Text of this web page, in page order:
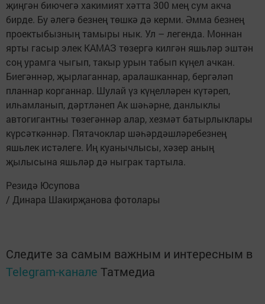
җиңгән биючегә хакимият хәтта 300 мең сум акча
бирде. Бу әлегә безнең төшкә дә керми. Әмма безнең
проектыбызның тамыры нык. Ул – легенда. Моннан
ярты гасыр элек КАМАЗ төзергә килгән яшьләр эштән
соң урамга чыгып, такыр урын табып күңел ачкан.
Биегәннәр, җырлаганнар, аралашканнар, бергәләп
планнар корганнар. Шулай үз күңелләрен күтәреп,
илһамланып, дәртләнеп Ак шәһәрне, данлыклы
автогигантны төзегәннәр алар, хезмәт батырлыклары
күрсәткәннәр. Пятачоклар шәһәрдәшләребезнең
яшьлек истәлеге. Иң куанычлысы, хәзер аның
җылысына яшьләр дә ныграк тартыла.
Резидә Юсупова
/ Динара Шакирҗанова фотолары
Следите за самым важным и интересным в
Telegram-канале Татмедиа